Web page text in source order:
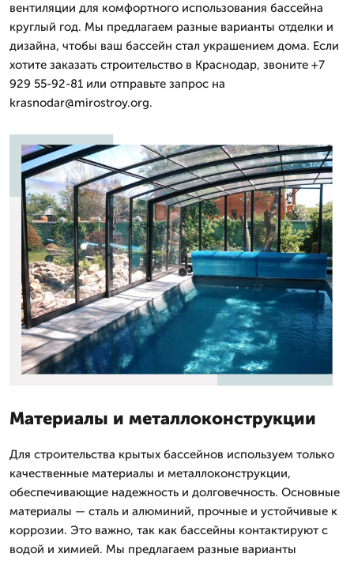
вентиляции для комфортного использования бассейна
круглый год. Мы предлагаем разные варианты отделки и
дизайна, чтобы ваш бассейн стал украшением дома. Если
хотите заказать строительство в Краснодар, звоните +7
929 55-92-81 или отправьте запрос на
krasnodar@mirostroy.org.
Материалы и металлоконструкции
Для строительства крытых бассейнов используем только
качественные материалы и металлоконструкции,
обеспечивающие надежность и долговечность. Основные
материалы — сталь и алюминий, прочные и устойчивые к
коррозии. Это важно, так как бассейны контактируют с
водой и химией. Мы предлагаем разные варианты